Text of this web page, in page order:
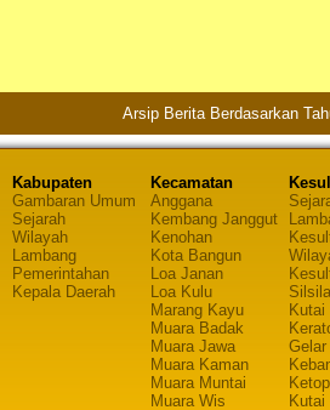
Arsip Berita Berdasarkan
Kabupaten
Gambaran Umum
Sejarah
Wilayah
Lambang
Pemerintahan
Kepala Daerah
Kecamatan
Anggana
Kembang Janggut
Kenohan
Kota Bangun
Loa Janan
Loa Kulu
Marang Kayu
Muara Badak
Muara Jawa
Muara Kaman
Muara Muntai
Muara Wis
Kutai
Gelar
Kutai